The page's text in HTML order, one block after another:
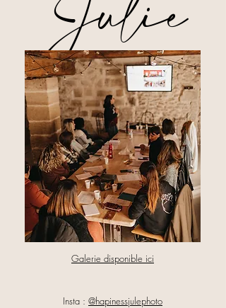
Galerie disponible ici
Insta : @hapinessjulephoto